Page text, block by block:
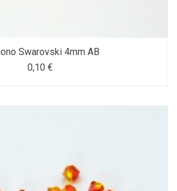
Swarovski 4mm AB
0,10 €